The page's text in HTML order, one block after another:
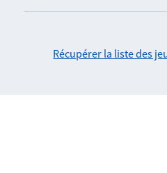
Récupérer la liste des